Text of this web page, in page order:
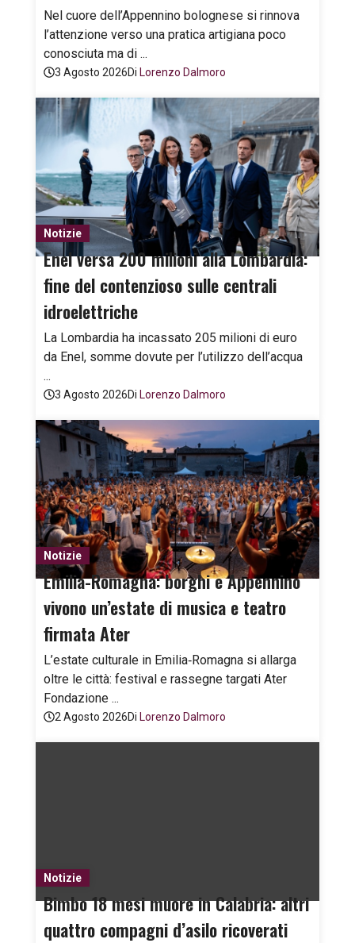
Nel cuore dell’Appennino bolognese si rinnova
l’attenzione verso una pratica artigiana poco
conosciuta ma di ...
3 Agosto 2026Di Lorenzo Dalmoro
Notizie
Enel versa 200 milioni alla Lombardia:
fine del contenzioso sulle centrali
idroelettriche
La Lombardia ha incassato 205 milioni di euro
da Enel, somme dovute per l’utilizzo dell’acqua
...
3 Agosto 2026Di Lorenzo Dalmoro
Notizie
Emilia-Romagna: borghi e Appennino
vivono un’estate di musica e teatro
firmata Ater
L’estate culturale in Emilia‑Romagna si allarga
oltre le città: festival e rassegne targati Ater
Fondazione ...
2 Agosto 2026Di Lorenzo Dalmoro
Notizie
Bimbo 18 mesi muore in Calabria: altri
quattro compagni d’asilo ricoverati